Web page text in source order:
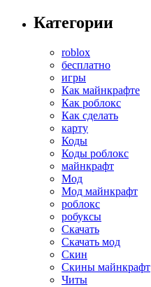
Категории
roblox
бесплатно
игры
Как майнкрафте
Как роблокс
Как сделать
карту
Коды
Коды роблокс
майнкрафт
Мод
Мод майнкрафт
роблокс
робуксы
Скачать
Скачать мод
Скин
Скины майнкрафт
Читы